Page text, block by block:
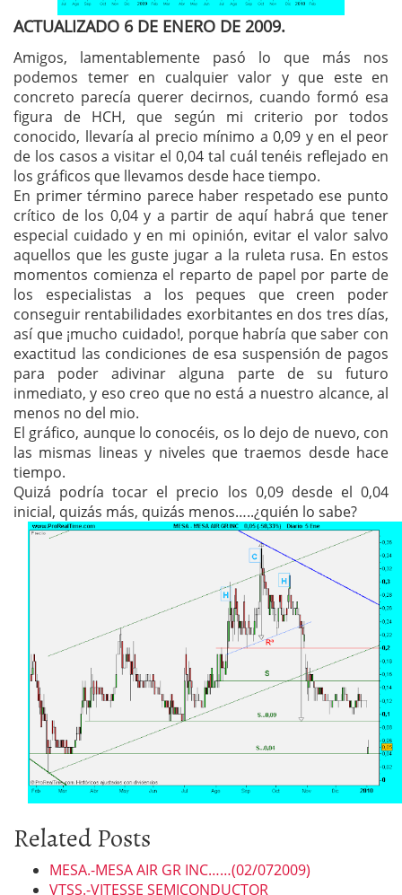
ACTUALIZADO 6 DE ENERO DE 2009.
Amigos, lamentablemente pasó lo que más nos
podemos temer en cualquier valor y que este en
concreto parecía querer decirnos, cuando formó esa
figura de HCH, que según mi criterio por todos
conocido, llevaría al precio mínimo a 0,09 y en el peor
de los casos a visitar el 0,04 tal cuál tenéis reflejado en
los gráficos que llevamos desde hace tiempo.
En primer término parece haber respetado ese punto
crítico de los 0,04 y a partir de aquí habrá que tener
especial cuidado y en mi opinión, evitar el valor salvo
aquellos que les guste jugar a la ruleta rusa. En estos
momentos comienza el reparto de papel por parte de
los especialistas a los peques que creen poder
conseguir rentabilidades exorbitantes en dos tres días,
así que ¡mucho cuidado!, porque habría que saber con
exactitud las condiciones de esa suspensión de pagos
para poder adivinar alguna parte de su futuro
inmediato, y eso creo que no está a nuestro alcance, al
menos no del mio.
El gráfico, aunque lo conocéis, os lo dejo de nuevo, con
las mismas lineas y niveles que traemos desde hace
tiempo.
Quizá podría tocar el precio los 0,09 desde el 0,04
inicial, quizás más, quizás menos…..¿quién lo sabe?
Related Posts
MESA.-MESA AIR GR INC……(02/072009)
VTSS.-VITESSE SEMICONDUCTOR